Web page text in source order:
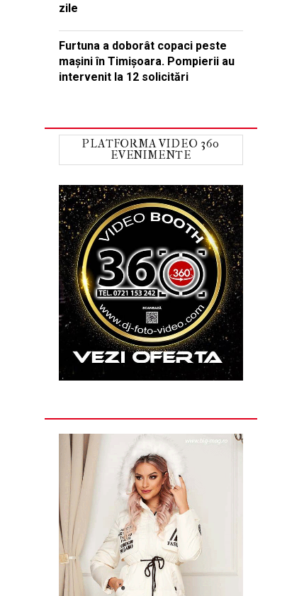
zile
Furtuna a doborât copaci peste
mașini în Timișoara. Pompierii au
intervenit la 12 solicitări
PLATFORMA VIDEO 360
EVENIMENTE